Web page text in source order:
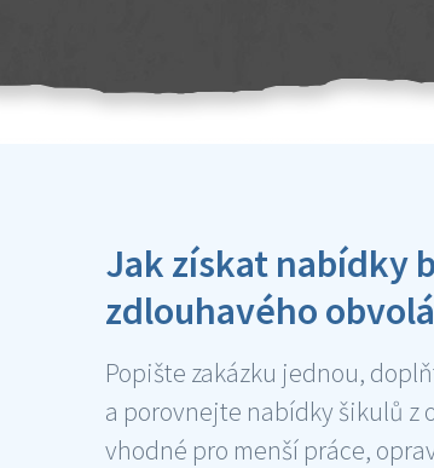
Jak získat nabídky
zdlouhavého
Popište zakázku jednou,
a porovnejte nabídky šikulů z
vhodné pro menší práce,